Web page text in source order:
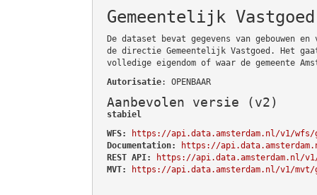
Gemeentelijk Vastgoed
De dataset bevat gegevens van gebouwen
de directie Gemeentelijk Vastgoed. Het
volledige eigendom of waar de gemeente
Autorisatie: OPENBAAR
Aanbevolen versie (v2)
stabiel
WFS:
https://api.data.amsterdam.nl/v1/wfs/
Documentation:
https://
REST API:
https://api.data.amsterdam.nl/
MVT:
https://api.data.amsterdam.nl/v1/mvt/